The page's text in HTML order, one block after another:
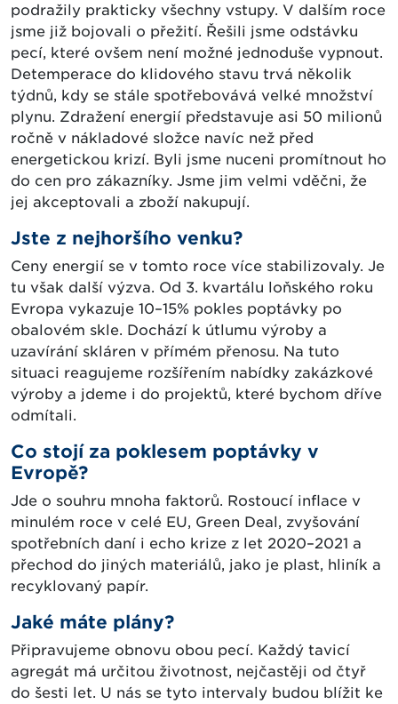
podražily prakticky všechny vstupy. V dalším roce
jsme již bojovali o přežití. Řešili jsme odstávku
pecí, které ovšem není možné jednoduše vypnout.
Detemperace do klidového stavu trvá několik
týdnů, kdy se stále spotřebovává velké množství
plynu. Zdražení energií představuje asi 50 milionů
ročně v nákladové složce navíc než před
energetickou krizí. Byli jsme nuceni promítnout ho
do cen pro zákazníky. Jsme jim velmi vděčni, že
jej akceptovali a zboží nakupují.
Jste z nejhoršího venku?
Ceny energií se v tomto roce více stabilizovaly. Je
tu však další výzva. Od 3. kvartálu loňského roku
Evropa vykazuje 10–15% pokles poptávky po
obalovém skle. Dochází k útlumu výroby a
uzavírání skláren v přímém přenosu. Na tuto
situaci reagujeme rozšířením nabídky zakázkové
výroby a jdeme i do projektů, které bychom dříve
odmítali.
Co stojí za poklesem poptávky v
Evropě?
Jde o souhru mnoha faktorů. Rostoucí inflace v
minulém roce v celé EU, Green Deal, zvyšování
spotřebních daní i echo krize z let 2020–2021 a
přechod do jiných materiálů, jako je plast, hliník a
recyklovaný papír.
Jaké máte plány?
Připravujeme obnovu obou pecí. Každý tavicí
agregát má určitou životnost, nejčastěji od čtyř
do šesti let. U nás se tyto intervaly budou blížit ke